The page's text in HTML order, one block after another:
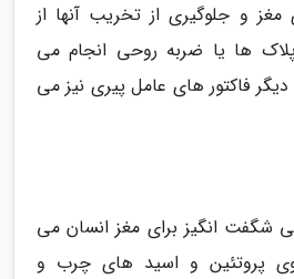
و جلوگیری از تخریب آنها از
ها یا ضربه روحی انجام می
فاکتور های عامل پیری نیز می
شگفت انگیز برای مغز انسان می
پروتئین و اسید های چرب و